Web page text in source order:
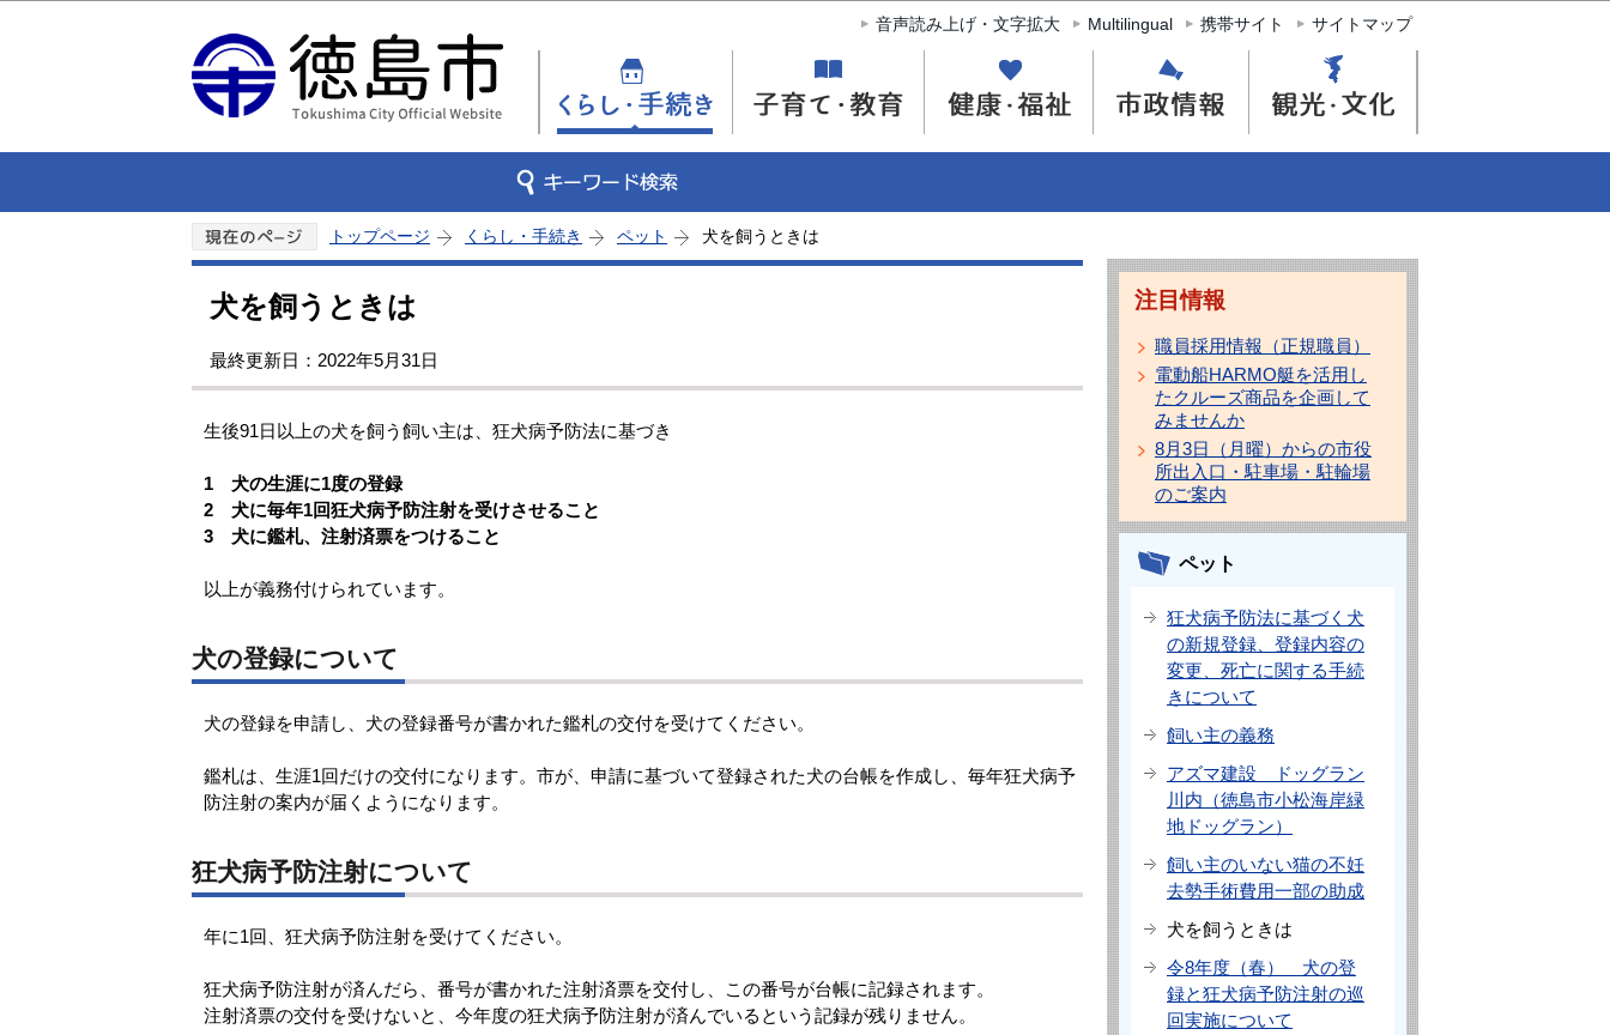
このページの本文へ移動
音声読み上げ・文字拡大 Multilingual 携帯サイト サイトマップ
トップページ くらし・手続き ペット 犬を飼うときは
犬を飼うときは
最終更新日：2022年5月31日
生後91日以上の犬を飼う飼い主は、狂犬病予防法に基づき
1 犬の生涯に1度の登録
2 犬に毎年1回狂犬病予防注射を受けさせること
3 犬に鑑札、注射済票をつけること
以上が義務付けられています。
犬の登録について
犬の登録を申請し、犬の登録番号が書かれた鑑札の交付を受けてください。
鑑札は、生涯1回だけの交付になります。市が、申請に基づいて登録された犬の台帳を作成し、毎年狂犬病予
防注射の案内が届くようになります。
狂犬病予防注射について
年に1回、狂犬病予防注射を受けてください。
狂犬病予防注射が済んだら、番号が書かれた注射済票を交付し、この番号が台帳に記録されます。
注射済票の交付を受けないと、今年度の狂犬病予防注射が済んでいるという記録が残りません。
注目情報
職員採用情報（正規職員）
電動船HARMO艇を活用し
たクルーズ商品を企画して
みませんか
8月3日（月曜）からの市役
所出入口・駐車場・駐輪場
のご案内
ペット
狂犬病予防法に基づく犬
の新規登録、登録内容の
変更、死亡に関する手続
きについて
飼い主の義務
アズマ建設 ドッグラン
川内（徳島市小松海岸緑
地ドッグラン）
飼い主のいない猫の不妊
去勢手術費用一部の助成
犬を飼うときは
令8年度（春） 犬の登
録と狂犬病予防注射の巡
回実施について